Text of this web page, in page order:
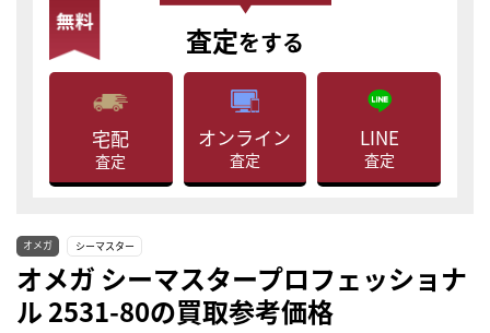
査定をする
宅配
査定
オンライン
査定
LINE
査定
オメガ シーマスター
オメガ シーマスタープロフェッショナ
ル 2531-80の買取参考価格